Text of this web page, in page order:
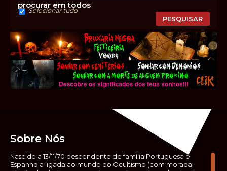
procurar em todos
Selecionar tudo
Sobre Nós
Nascido a 13/11/70 descendente de família Portuguesa e
Espanhola ligada ao mundo do Ocultismo (com morada